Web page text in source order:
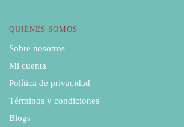
QUIÉNES SOMOS
Sobre nosotros
Mi cuenta
Política de privacidad
Términos y condiciones
Blogs